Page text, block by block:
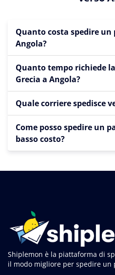
Quanto costa spedire un
Angola?
Quanto tempo richiede
Grecia a Angola?
Quale corriere spedisce
Come posso spedire un
basso costo?
Shiplemon è la piattaforma di
il modo migliore per spedire un